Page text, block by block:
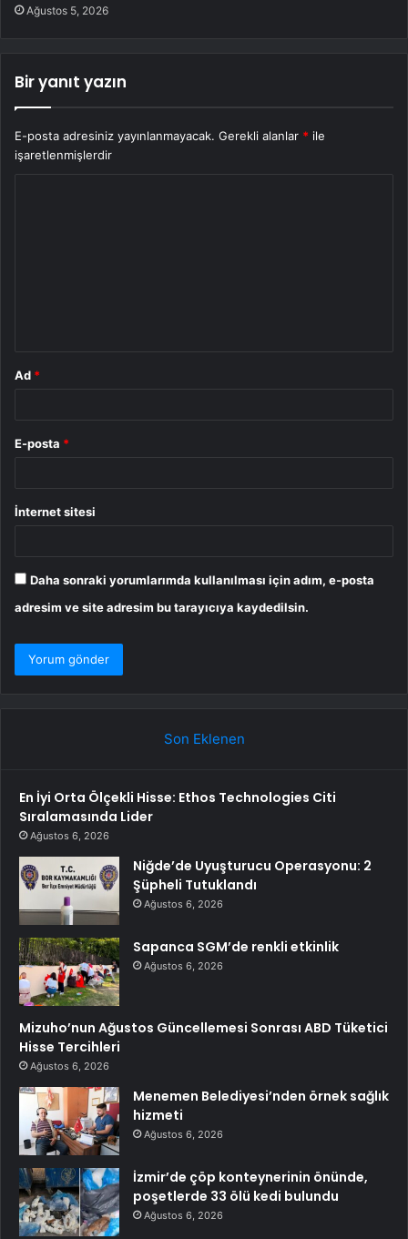
Ağustos 5, 2026
Bir yanıt yazın
E-posta adresiniz yayınlanmayacak. Gerekli alanlar * ile
işaretlenmişlerdir
Ad *
E-posta *
İnternet sitesi
Daha sonraki yorumlarımda kullanılması için adım, e-posta
adresim ve site adresim bu tarayıcıya kaydedilsin.
Son Eklenen
En İyi Orta Ölçekli Hisse: Ethos Technologies Citi
Sıralamasında Lider
Ağustos 6, 2026
Niğde’de Uyuşturucu Operasyonu: 2
Şüpheli Tutuklandı
Ağustos 6, 2026
Sapanca SGM’de renkli etkinlik
Ağustos 6, 2026
Mizuho’nun Ağustos Güncellemesi Sonrası ABD Tüketici
Hisse Tercihleri
Ağustos 6, 2026
Menemen Belediyesi’nden örnek sağlık
hizmeti
Ağustos 6, 2026
İzmir’de çöp konteynerinin önünde,
poşetlerde 33 ölü kedi bulundu
Ağustos 6, 2026